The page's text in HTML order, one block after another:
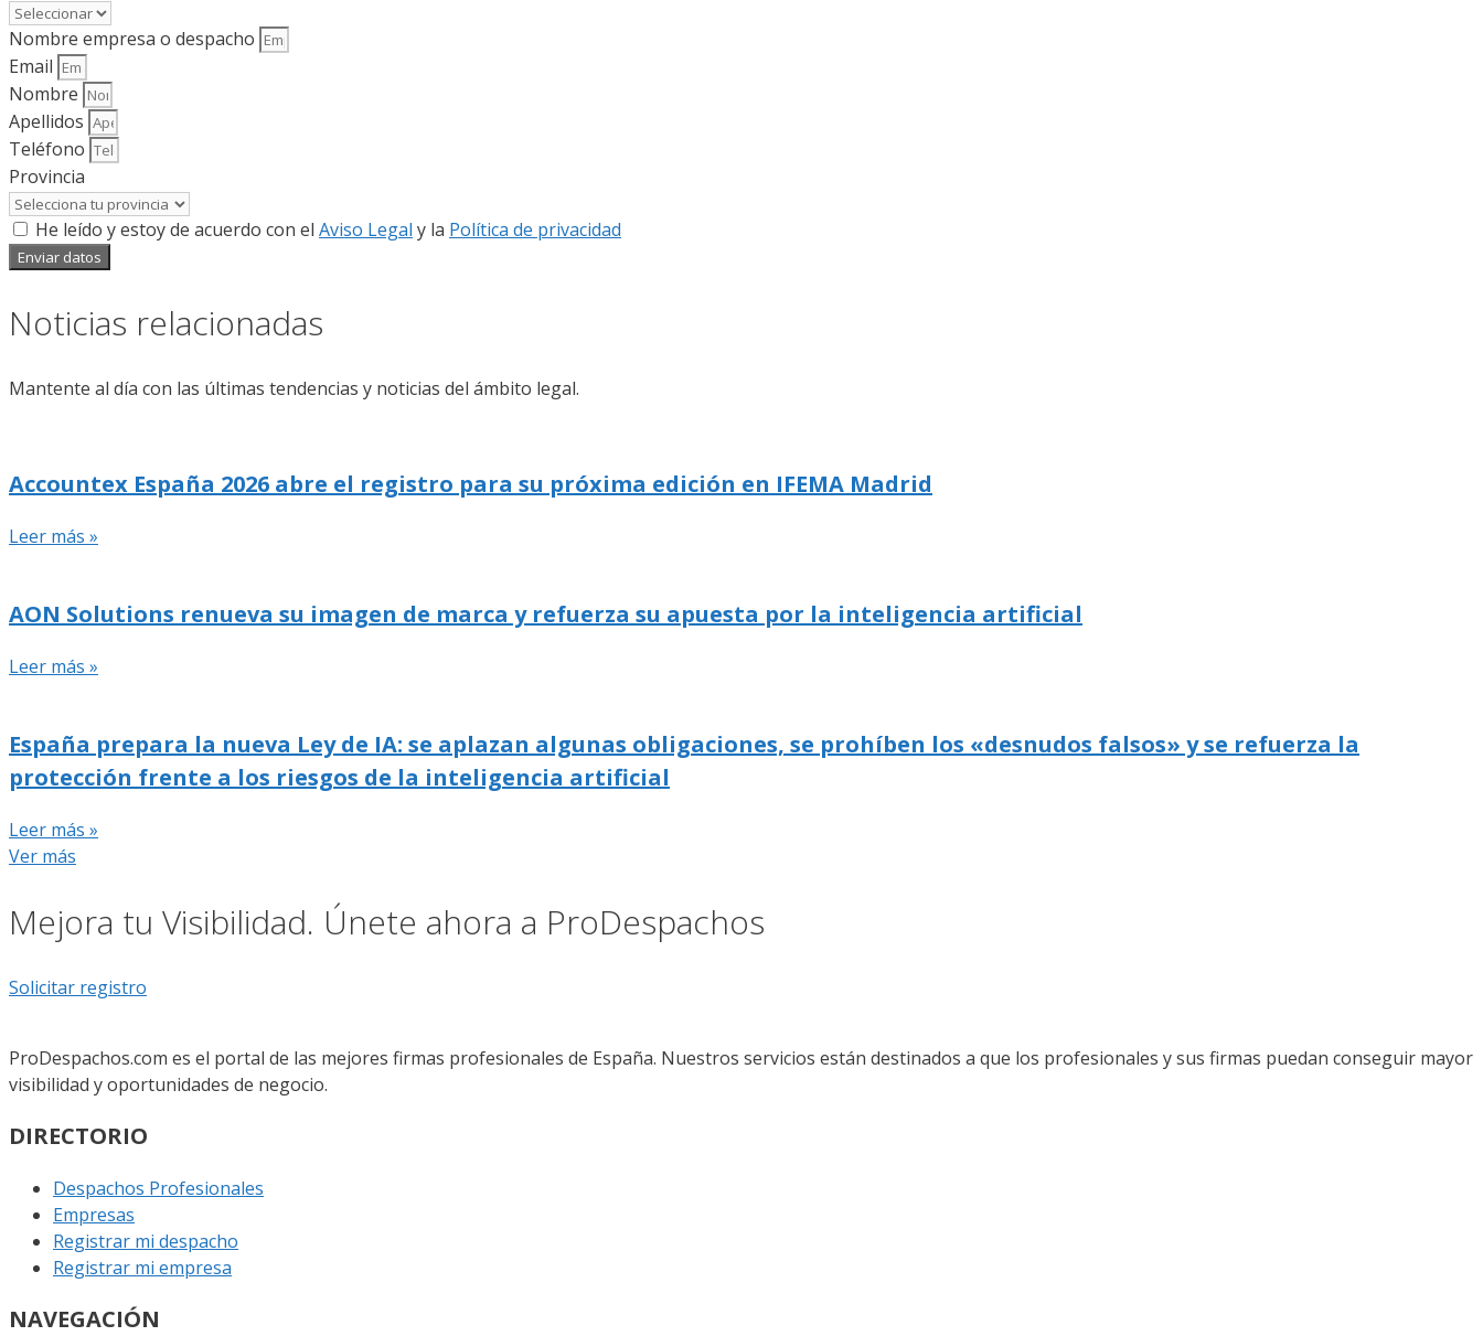
Nombre empresa o despacho
Email
Nombre
Apellidos
Teléfono
Provincia
He leído y estoy de acuerdo con el Aviso Legal y la Política de privacidad
Enviar datos
Noticias relacionadas
Mantente al día con las últimas tendencias y noticias del ámbito legal.
Accountex España 2026 abre el registro para su próxima edición en IFEMA Madrid
Leer más »
AON Solutions renueva su imagen de marca y refuerza su apuesta por la inteligencia artificial
Leer más »
España prepara la nueva Ley de IA: se aplazan algunas obligaciones, se prohíben los «desnudos falsos» y se refuerza la
protección frente a los riesgos de la inteligencia artificial
Leer más »
Ver más
Mejora tu Visibilidad. Únete ahora a ProDespachos
Solicitar registro
ProDespachos.com es el portal de las mejores firmas profesionales de España. Nuestros servicios están destinados a que los profesionales y sus firmas puedan conseguir mayor
visibilidad y oportunidades de negocio.
DIRECTORIO
Despachos Profesionales
Empresas
Registrar mi despacho
Registrar mi empresa
NAVEGACIÓN